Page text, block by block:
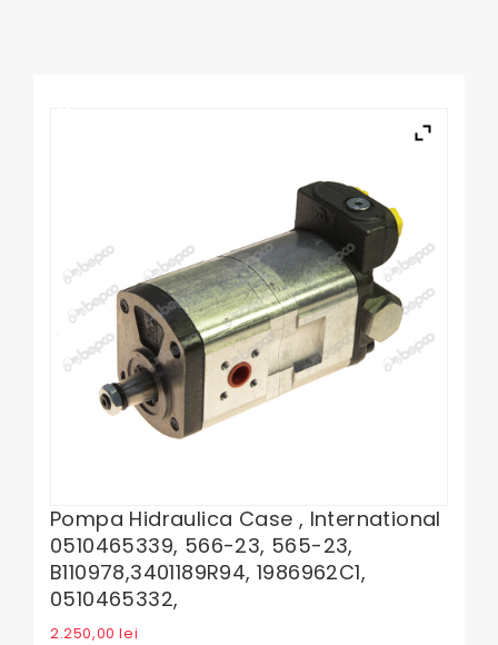
Pompa Hidraulica Case , International
0510465339, 566-23, 565-23,
B110978,3401189R94, 1986962C1,
0510465332,
2.250,00lei